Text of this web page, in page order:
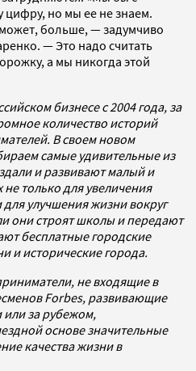
цифру, но мы ее не знаем.
больше, — задумчиво
— Это надо считать
а мы никогда этой
бизнесе с 2004 года, за
количество историй
В своем новом
самые удивительные из
и развивают малый и
только для увеличения
улучшения жизни вокруг
они строят школы и передают
бесплатные городские
и исторические города.
не входящие в
Forbes, развивающие
или за рубежом,
основе значительные
качества жизни в